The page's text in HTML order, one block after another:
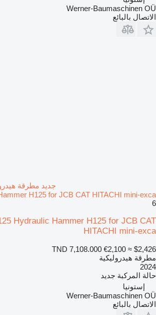
Werner-Baumaschinen OÜ
الاتصال بالبائع
H125 for JCB CAT HITACHI mini-exca
6
Hydraulic Hammer H125 for JCB CAT
HITACHI mini-exca
TND 7,108.000 €2,100 ≈ $2,426
مطرقة هيدروليكية
2024
حالة المركبة جديد
إستونيا
Werner-Baumaschinen OÜ
الاتصال بالبائع